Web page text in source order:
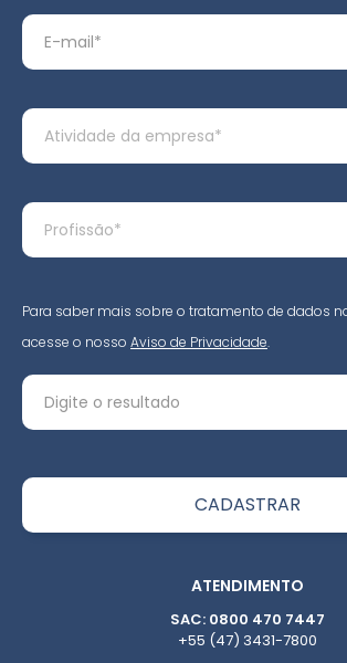
Para saber mais sobre o tratamento de dados
acesse o nosso Aviso de Privacidade.
ATENDIMENTO
SAC: 0800 470 7447
+55 (47) 3431-7800